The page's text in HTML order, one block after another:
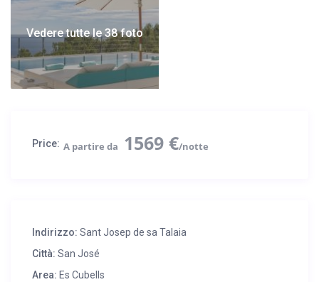
Vedere tutte le 38 foto
Price: 1569 €
Indirizzo: Sant Josep de sa Talaia
Città: San José
Area: Es Cubells